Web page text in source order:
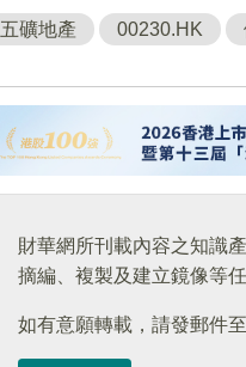
五礦地產 00230.HK
財華網所刊載內容之知識
摘編、複製及建立鏡像等任
如有意願轉載，請發郵件至